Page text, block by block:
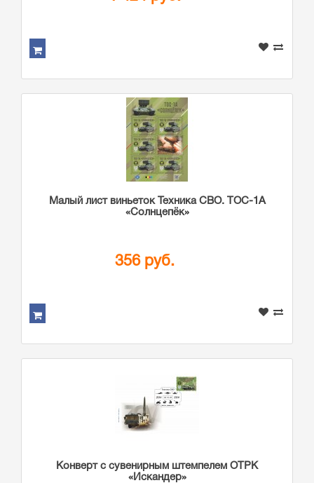
Малый лист виньеток Техника СВО. ТОС-1А
«Солнцепёк»
356 руб.
Конверт с сувенирным штемпелем ОТРК
«Искандер»